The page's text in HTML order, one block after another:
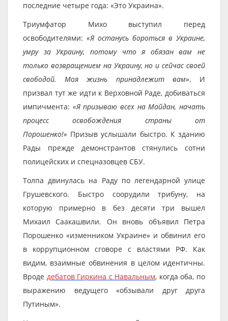
последние четыре года: «Это Украина».
Триумфатор Михо выступил перед
освободителями: «Я останусь бороться в Украине,
умру за Украину, потому что я обязан вам не
только возвращением на Украину, но и сейчас своей
свободой. Моя жизнь принадлежит вам». И
призвал тут же идти к Верховной Раде, добиваться
импичмента: «Я призываю всех на Майдан, начать
процесс освобождения страны от
Порошенко!» Призыв услышали быстро. К зданию
Рады прежде демонстрантов стянулись сотни
полицейских и спецназовцев СБУ.
Толпа двинулась на Раду по легендарной улице
Грушевского. Быстро соорудили трибуну, на
которую примерно в без десяти три вышел
Михаил Саакашвили. Он вновь объявил Петра
Порошенко «изменником Украине» и обвинил его
в коррупционном сговоре с властями РФ. Как
видим, взаимные обвинения в целом идентичны.
Вроде дебатов Гиркина с Навальным, когда оба, по
выражению ведущего «обзывали друг друга
Путиным».